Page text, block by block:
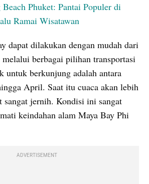
Beach Phuket: Pantai Populer di
Ramai Wisatawan
dapat dilakukan dengan mudah dari
berbagai pilihan transportasi
untuk berkunjung adalah antara
April. Saat itu cuaca akan lebih
sangat jernih. Kondisi ini sangat
keindahan alam Maya Bay Phi
ADVERTISEMENT